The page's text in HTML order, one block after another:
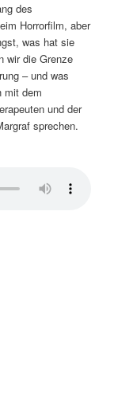
des
Horrorfilm, aber
was hat sie
wir die Grenze
– und was
mit dem
und der
sprechen.